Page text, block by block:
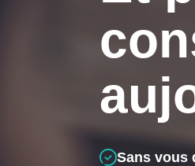
Sans vous